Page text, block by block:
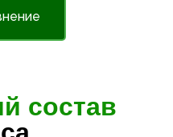
состав